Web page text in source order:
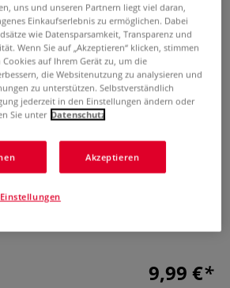
9,99 €
uns und unseren Partnern liegt viel daran,
Einkaufserlebnis zu ermöglichen. Dabei
wie Datensparsamkeit, Transparenz und
Wenn Sie auf „Akzeptieren“ klicken, stimmen
auf Ihrem Gerät zu, um die
die Websitenutzung zu analysieren und
zu unterstützen. Selbstverständlich
jederzeit in den Einstellungen ändern oder
Sie unter Datenschutz
Akzeptieren
Einstellungen